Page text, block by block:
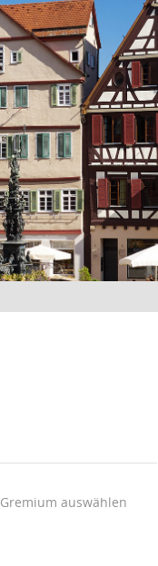
Gremium auswählen